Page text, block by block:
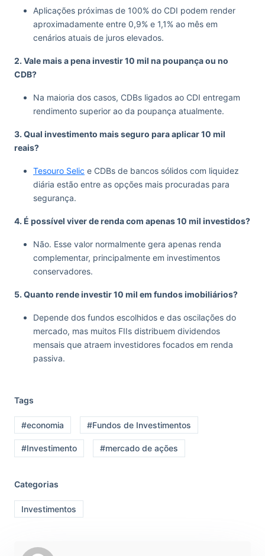
Aplicações próximas de 100% do CDI podem render
aproximadamente entre 0,9% e 1,1% ao mês em
cenários atuais de juros elevados.
2. Vale mais a pena investir 10 mil na poupança ou no
CDB?
Na maioria dos casos, CDBs ligados ao CDI entregam
rendimento superior ao da poupança atualmente.
3. Qual investimento mais seguro para aplicar 10 mil
reais?
Tesouro Selic e CDBs de bancos sólidos com liquidez
diária estão entre as opções mais procuradas para
segurança.
4. É possível viver de renda com apenas 10 mil investidos?
Não. Esse valor normalmente gera apenas renda
complementar, principalmente em investimentos
conservadores.
5. Quanto rende investir 10 mil em fundos imobiliários?
Depende dos fundos escolhidos e das oscilações do
mercado, mas muitos FIIs distribuem dividendos
mensais que atraem investidores focados em renda
passiva.
Tags
#economia #Fundos de Investimentos
#Investimento #mercado de ações
Categorias
Investimentos